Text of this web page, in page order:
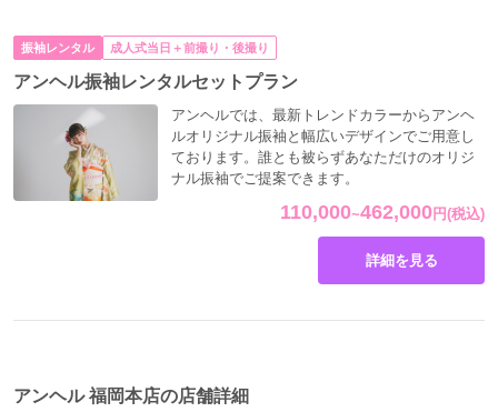
振袖レンタル 成人式当日＋前撮り・後撮り
アンヘル振袖レンタルセットプラン
110,000~462,000 円(税込)
アンヘルでは、最新トレンドカラーからアンヘ
ルオリジナル振袖と幅広いデザインでご用意し
ております。誰とも被らずあなただけのオリジ
ナル振袖でご提案できます。
詳細を見る
アンヘル 福岡本店の店舗詳細